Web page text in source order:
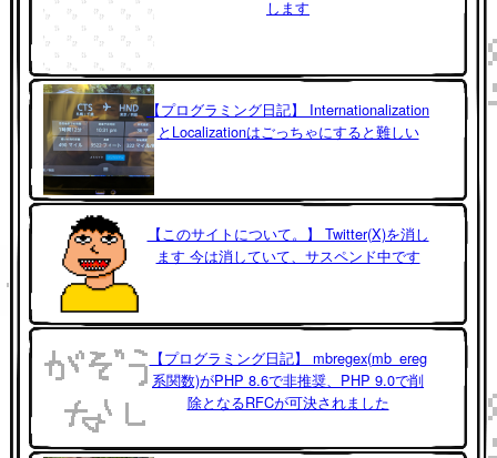
します
【プログラミング日記】 Internationalization
とLocalizationはごっちゃにすると難しい
【このサイトについて。】 Twitter(X)を消し
ます 今は消していて、サスペンド中です
【プログラミング日記】 mbregex(mb_ereg
系関数)がPHP 8.6で非推奨、PHP 9.0で削
除となるRFCが可決されました